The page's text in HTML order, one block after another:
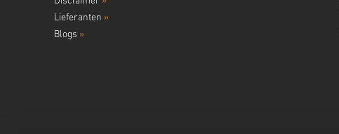
Lieferanten »
Blogs »